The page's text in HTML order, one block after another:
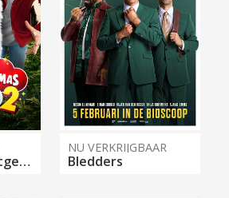
De Film van Rutger, Thomas & Paco 2
NU VERKRIJGBAAR
Bledders